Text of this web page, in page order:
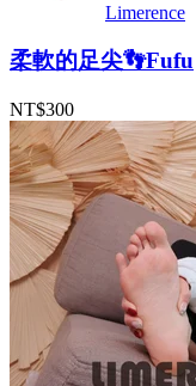
Limerence
柔軟的足尖👣Fufu
NT$300